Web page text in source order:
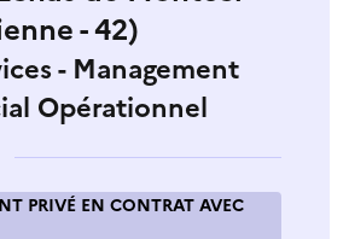
- 42)
- Management
Opérationnel
PRIVÉ EN CONTRAT AVEC